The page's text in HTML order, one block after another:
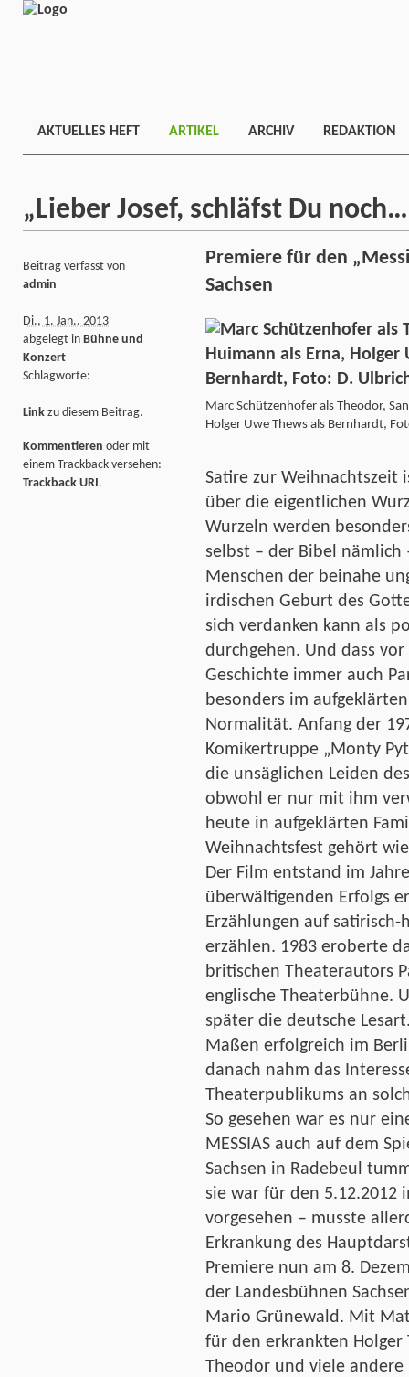
AKTUELLES HEFT ARTIKEL ARCHIV REDAKTION
„Lieber Josef, schläfst Du
Premiere für den
Sachsen
Marc Schützenhofer als Theodor,
Holger Uwe Thews als Bernhardt,
Satire zur Weihnachtszeit
über die eigentlichen
Wurzeln werden
selbst – der Bibel nämlich
Menschen der beinahe
irdischen Geburt des
sich verdanken kann als
durchgehen. Und dass
Geschichte immer auch
besonders im
Normalität. Anfang der
Komikertruppe „Monty
die unsäglichen Leiden
obwohl er nur mit ihm
heute in aufgeklärten
Weihnachtsfest gehört
Der Film entstand im
überwältigenden Erfolgs
Erzählungen auf
erzählen. 1983 eroberte
britischen Theaterautors
englische Theaterbühne.
später die deutsche
Maßen erfolgreich im
danach nahm das
Theaterpublikums an
So gesehen war es nur
MESSIAS auch auf dem
Sachsen in Radebeul
sie war für den 5.12.2012
vorgesehen – musste
Erkrankung des
Premiere nun am 8.
der Landesbühnen
Mario Grünewald. Mit
für den erkrankten Holger
Theodor und viele
Beitrag verfasst von
admin
Di., 1. Jan.. 2013
abgelegt in Bühne und
Konzert
Schlagworte:
Link zu diesem Beitrag.
Kommentieren oder mit
einem Trackback versehen:
Trackback URI.